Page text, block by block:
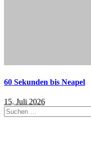
60 Sekunden bis Neapel
15. Juli 2026
Suchen
nach: